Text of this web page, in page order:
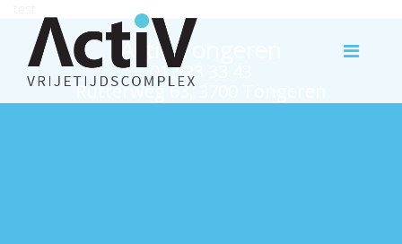
Activ Tongeren
012 23 33 43
Rutterweg 63, 3700 Tongeren